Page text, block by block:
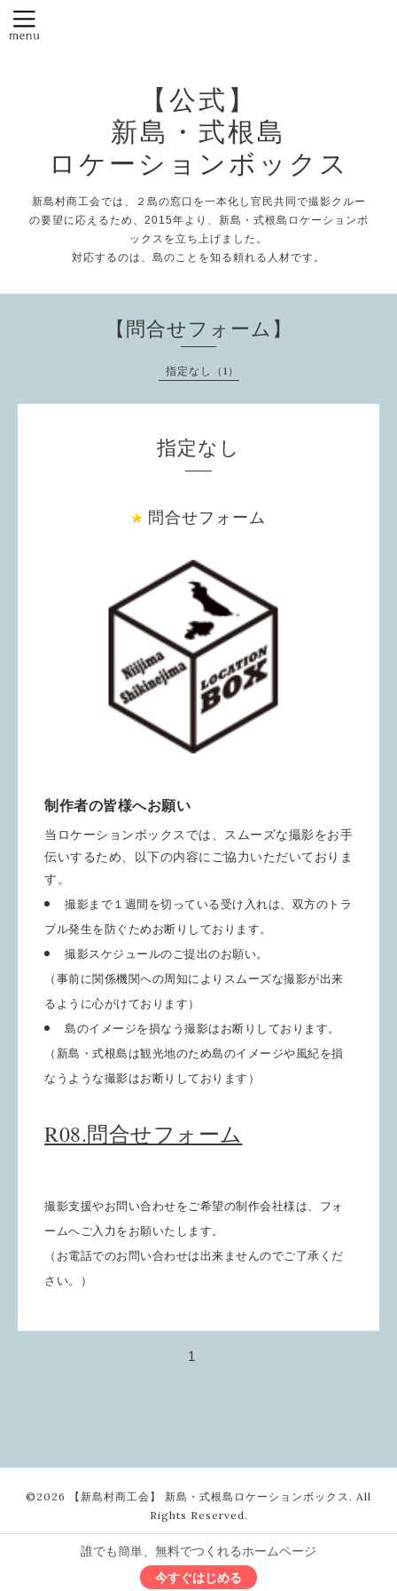
【公式】
新島・式根島
ロケーションボックス
新島村商工会では、２島の窓口を一本化し官民共同で撮影クルー
の要望に応えるため、2015年より、新島・式根島ロケーションボ
ックスを立ち上げました。
対応するのは、島のことを知る頼れる人材です。
【問合せフォーム】
指定なし（1）
指定なし
問合せフォーム
制作者の皆様へお願い
当ロケーションボックスでは、スムーズな撮影をお手
伝いするため、以下の内容にご協力いただいておりま
す。
撮影まで１週間を切っている受け入れは、双方のトラ
ブル発生を防ぐためお断りしております。
撮影スケジュールのご提出のお願い。
（事前に関係機関への周知によりスムーズな撮影が出来
るように心がけております）
島のイメージを損なう撮影はお断りしております。
（新島・式根島は観光地のため島のイメージや風紀を損
なうような撮影はお断りしております）
R08.問合せフォーム
撮影支援やお問い合わせをご希望の制作会社様は、フォ
ームへご入力をお願いたします。
（お電話でのお問い合わせは出来ませんのでご了承くだ
さい。）
1
©2026 【新島村商工会】 新島・式根島ロケーションボックス . All
Rights Reserved.
誰でも簡単、無料でつくれるホームページ
今すぐはじめる